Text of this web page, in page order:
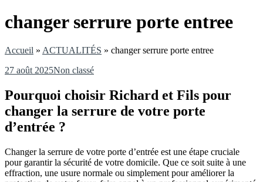
changer serrure porte entree
Accueil » ACTUALITÉS » changer serrure porte entree
27 août 2025Non classé
Pourquoi choisir Richard et Fils pour
changer la serrure de votre porte
d’entrée ?
Changer la serrure de votre porte d’entrée est une étape cruciale
pour garantir la sécurité de votre domicile. Que ce soit suite à une
effraction, une usure normale ou simplement pour améliorer la